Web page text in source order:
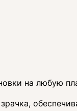
на любую